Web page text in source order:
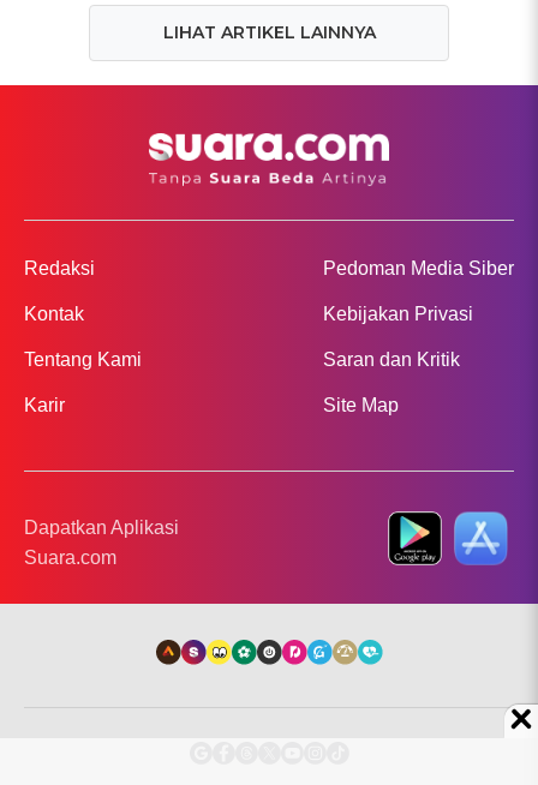
LIHAT ARTIKEL LAINNYA
Redaksi
Kontak
Tentang Kami
Karir
Pedoman Media Siber
Kebijakan Privasi
Saran dan Kritik
Site Map
Dapatkan Aplikasi
Suara.com